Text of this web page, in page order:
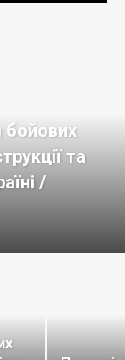
бойових
та
/